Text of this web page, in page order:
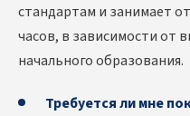
стандартам и занимает
часов, в зависимости от
начального образования.
Требуется ли мне